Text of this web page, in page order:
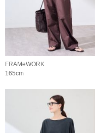
FRAMeWORK
165cm